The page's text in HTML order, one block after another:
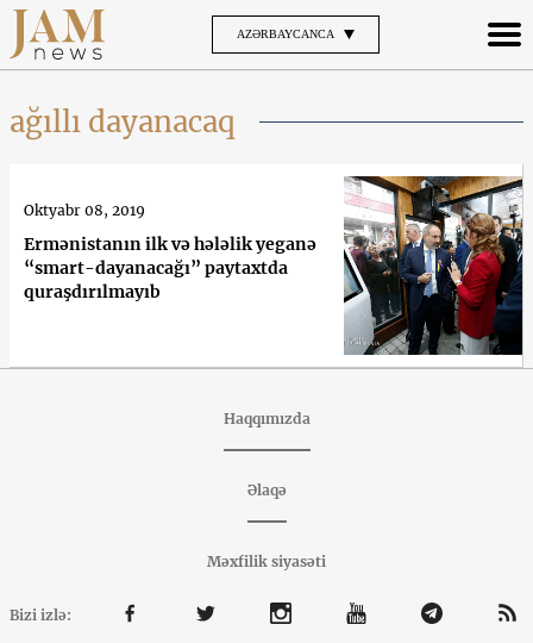
AZƏRBAYCANCA
ağıllı dayanacaq
Ermənistanın ilk və hələlik yeganə
“smart-dayanacağı” paytaxtda
quraşdırılmayıb
Oktyabr 08, 2019
Haqqımızda
Əlaqə
Məxfilik siyasəti
Bizi izlə: